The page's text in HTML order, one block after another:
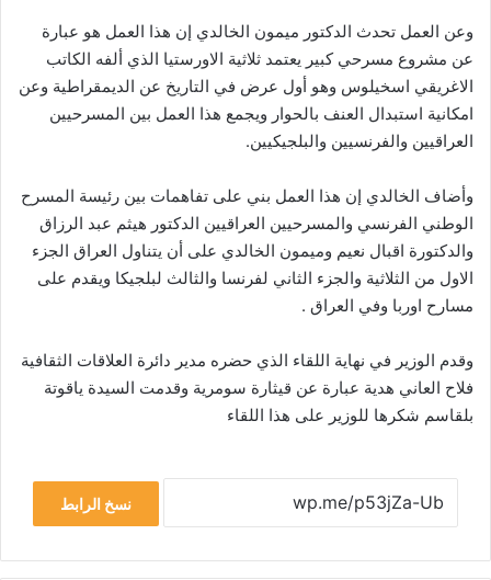
وعن العمل تحدث الدكتور ميمون الخالدي إن هذا العمل هو عبارة
عن مشروع مسرحي كبير يعتمد ثلاثية الاورستيا الذي ألفه الكاتب
الاغريقي اسخيلوس وهو أول عرض في التاريخ عن الديمقراطية وعن
امكانية استبدال العنف بالحوار ويجمع هذا العمل بين المسرحيين
العراقيين والفرنسيين والبلجيكيين.
وأضاف الخالدي إن هذا العمل بني على تفاهمات بين رئيسة المسرح
الوطني الفرنسي والمسرحيين العراقيين الدكتور هيثم عبد الرزاق
والدكتورة اقبال نعيم وميمون الخالدي على أن يتناول العراق الجزء
الاول من الثلاثية والجزء الثاني لفرنسا والثالث لبلجيكا ويقدم على
مسارح اوربا وفي العراق .
وقدم الوزير في نهاية اللقاء الذي حضره مدير دائرة العلاقات الثقافية
فلاح العاني هدية عبارة عن قيثارة سومرية وقدمت السيدة ياقوتة
بلقاسم شكرها للوزير على هذا اللقاء
نسخ الرابط